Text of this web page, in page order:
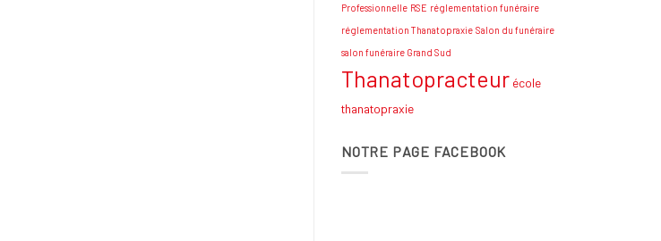
Professionnelle RSE réglementation funéraire
réglementation Thanatopraxie Salon du funéraire
salon funéraire Grand Sud
Thanatopracteur école
thanatopraxie
NOTRE PAGE FACEBOOK